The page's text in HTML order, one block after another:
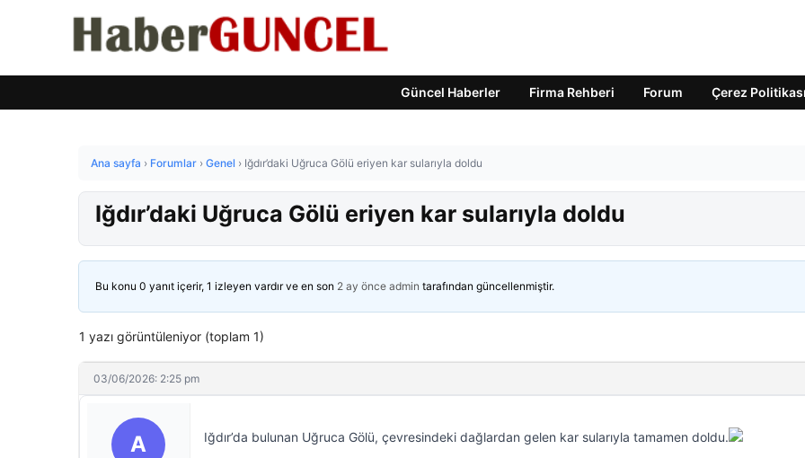
Güncel Haberler Firma Rehberi Forum Çerez Politikası
Ana sayfa › Forumlar › Genel › Iğdır’daki Uğruca Gölü eriyen kar sularıyla doldu
Iğdır’daki Uğruca Gölü eriyen kar sularıyla doldu
Bu konu 0 yanıt içerir, 1 izleyen vardır ve en son 2 ay önce admin tarafından güncellenmiştir.
1 yazı görüntüleniyor (toplam 1)
03/06/2026: 2:25 pm
A Iğdır’da bulunan Uğruca Gölü, çevresindeki dağlardan gelen kar sularıyla tamamen doldu.